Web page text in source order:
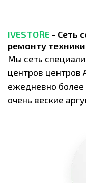
IVESTORE - Сеть
ремонту
Мы сеть
центров центров
ежедневно более
очень веские